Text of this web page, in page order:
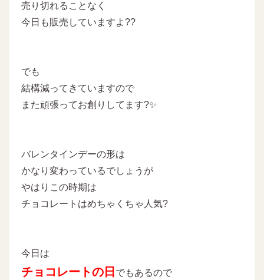
売り切れることなく
今日も販売していますよ??
でも
結構減ってきていますので
また頑張ってお創りしてます?✨
バレンタインデーの形は
かなり変わっているでしょうが
やはりこの時期は
チョコレートはめちゃくちゃ人気?
今日は
チョコレートの日 でもあるので